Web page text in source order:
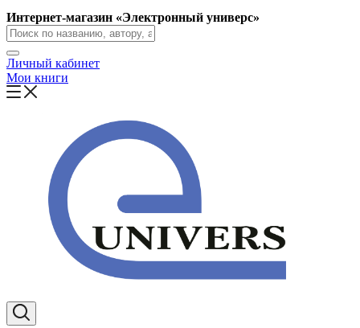
Интернет-магазин «Электронный универс»
Личный кабинет
Мои книги